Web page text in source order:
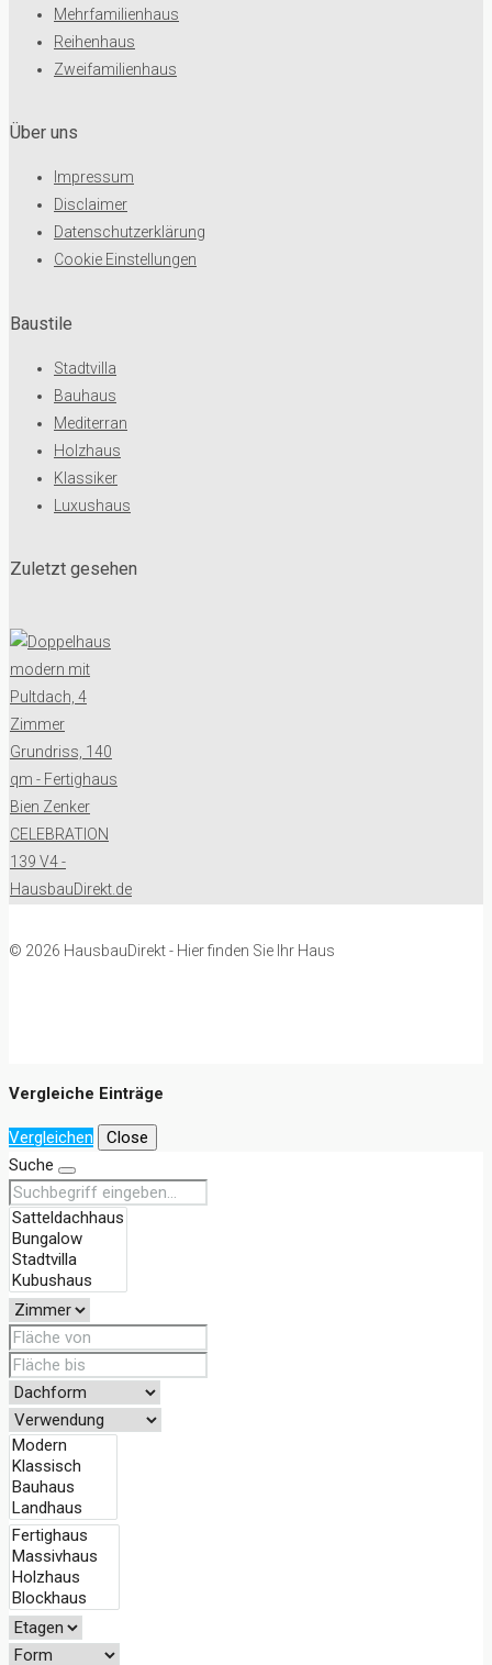
Mehrfamilienhaus
Reihenhaus
Zweifamilienhaus
Baustile
Stadtvilla
Bauhaus
Mediterran
Holzhaus
Klassiker
Luxushaus
Über uns
Impressum
Disclaimer
Datenschutzerklärung
Cookie Einstellungen
Zuletzt gesehen
© 2026 HausbauDirekt - Hier finden Sie Ihr Haus
Vergleiche Einträge
Vergleichen
Close
Suche